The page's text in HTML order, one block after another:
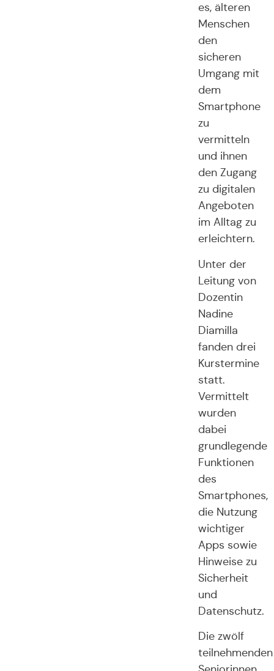
es, älteren
Menschen
den
sicheren
Umgang mit
dem
Smartphone
zu
vermitteln
und ihnen
den Zugang
zu digitalen
Angeboten
im Alltag zu
erleichtern.
Unter der
Leitung von
Dozentin
Nadine
Diamilla
fanden drei
Kurstermine
statt.
Vermittelt
wurden
dabei
grundlegende
Funktionen
des
Smartphones,
die Nutzung
wichtiger
Apps sowie
Hinweise zu
Sicherheit
und
Datenschutz.
Die zwölf
teilnehmenden